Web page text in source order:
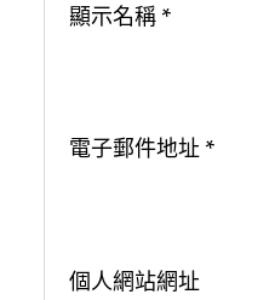
顯示名稱 *
電子郵件地址 *
個人網站網址